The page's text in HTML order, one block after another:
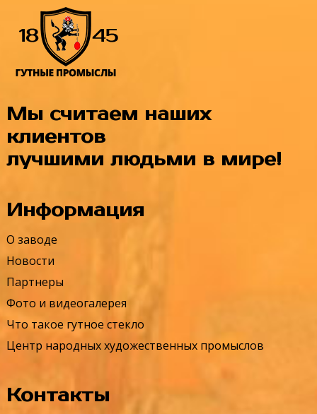
Мы считаем наших
клиентов
лучшими людьми в мире!
Информация
О заводе
Новости
Партнеры
Фото и видеогалерея
Что такое гутное стекло
Центр народных художественных промыслов
Контакты